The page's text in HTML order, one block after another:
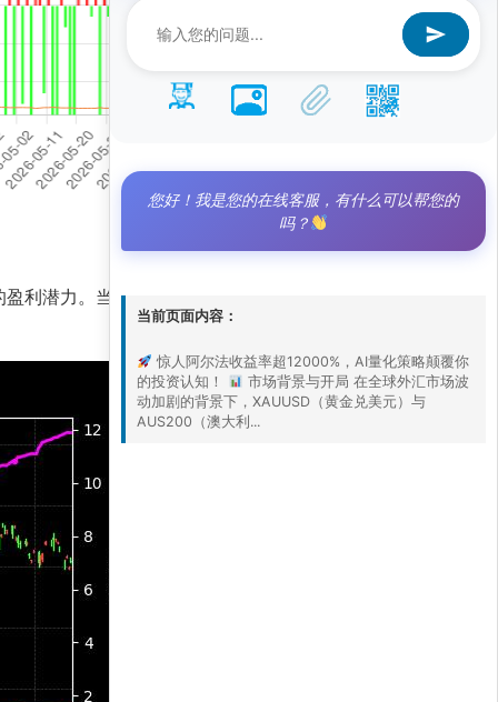
利潜力。当前策略净值高达7.7，远超基准净值
您好！我是您的在线客服，有什么可以帮您的
吗？
当前页面内容：
惊人阿尔法收益率超12000%，AI量化策略颠覆你
的投资认知！
市场背景与开局 在全球外汇市场波
动加剧的背景下，XAUUSD（黄金兑美元）与
AUS200（澳大利...